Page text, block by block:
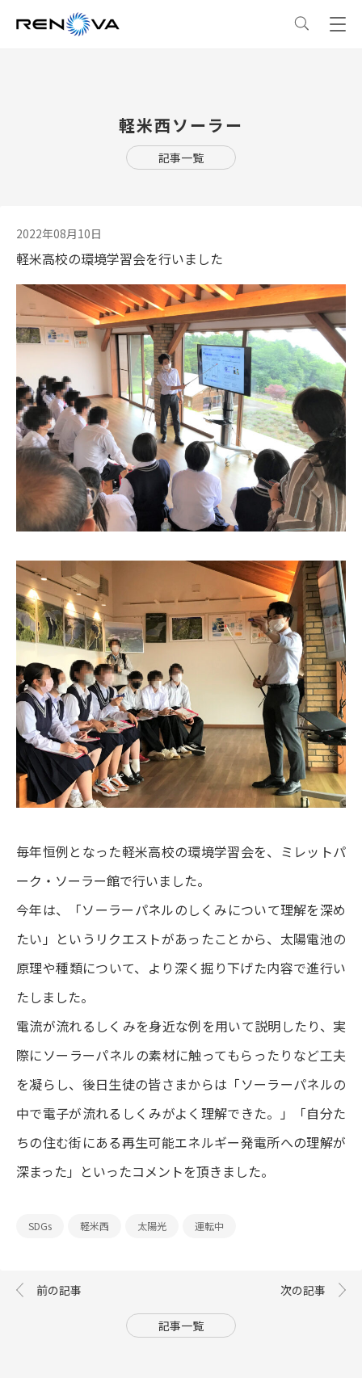
Language
日本語 English Tiếng Việt 한국어
Follow Us
レノバの強み
発電所・蓄電所一覧
コーポレートPPA
太陽光発電
蓄電事業
風力発電
地熱発電
太陽光発電の取り組み
バイオマス発電の取り組み
会社概要・アクセス
CEOメッセージ
企業理念
中期経営計画
私たちの想い
沿革
組織図
サステナビリティ
理念・ポリシー
環境
社会
ガバナンス
ESGデータ
SDGsへの取り組み
ニュース
採用情報
IR情報
IR情報トップ
IRニュース
経営情報
IRライブラリー
株式情報 / 社債情報
IRカレンダー
よくあるご質問
IRメール配信
現場から
お問い合わせ
軽米西ソーラー
記事一覧
2022年08月10日
軽米高校の環境学習会を行いました
毎年恒例となった軽米高校の環境学習会を、ミレットパ
ーク・ソーラー館で行いました。
今年は、「ソーラーパネルのしくみについて理解を深め
たい」というリクエストがあったことから、太陽電池の
原理や種類について、より深く掘り下げた内容で進行い
たしました。
電流が流れるしくみを身近な例を用いて説明したり、実
際にソーラーパネルの素材に触ってもらったりなど工夫
を凝らし、後日生徒の皆さまからは「ソーラーパネルの
中で電子が流れるしくみがよく理解できた。」「自分た
ちの住む街にある再生可能エネルギー発電所への理解が
深まった」といったコメントを頂きました。
SDGs 軽米西 太陽光 運転中
記事一覧